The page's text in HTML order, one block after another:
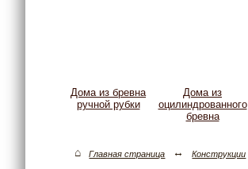
Дома из бревна
ручной рубки
Дома из
оцилиндрованного
бревна
⌂ Главная страница ↔ Конструкции